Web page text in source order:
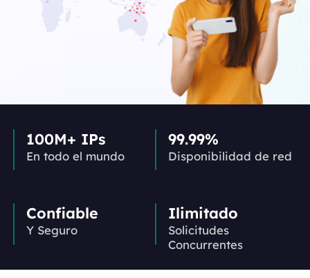
100M+ IPs
En todo el mundo
99.99%
Disponibilidad de red
Confiable
Y Seguro
Ilimitado
Solicitudes
Concurrentes